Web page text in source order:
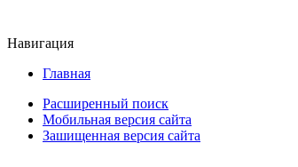
Навигация
Главная
Расширенный поиск
Мобильная версия сайта
Зашищенная версия сайта